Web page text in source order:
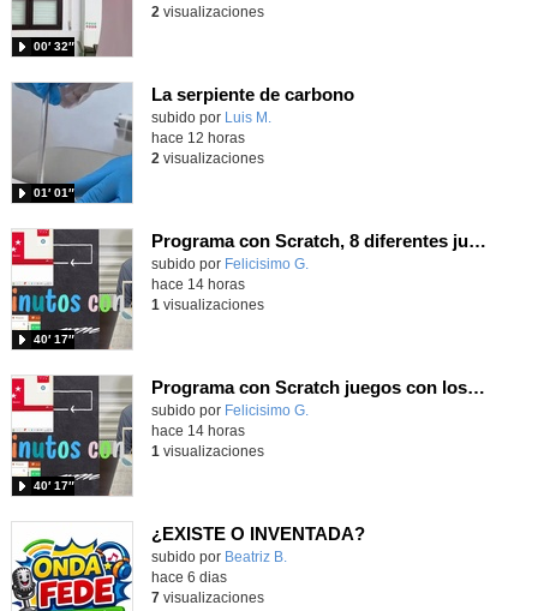
00′ 32″
2 visualizaciones
La serpiente de carbono
Contenido educativo.
subido por Luis M.
01′ 01″
hace 12 horas
2 visualizaciones
Programa con Scratch, 8 diferentes juegos para vivir la emoción de los partidos de España en el mundial 2026
Contenido educativo.
subido por Felicisimo G.
40′ 17″
hace 14 horas
1 visualizaciones
Programa con Scratch juegos con los partidos del mundial 2026 ganados por España
Contenido educativo.
subido por Felicisimo G.
40′ 17″
hace 14 horas
1 visualizaciones
¿EXISTE O INVENTADA?
Contenido educativo.
subido por Beatriz B.
hace 6 dias
7visualizaciones